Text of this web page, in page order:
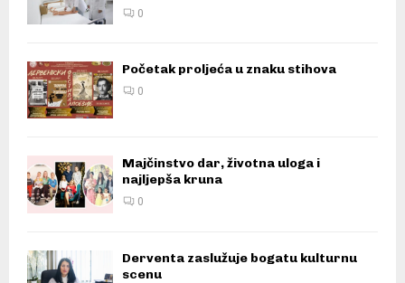
0
Početak proljeća u znaku stihova
0
Majčinstvo dar, životna uloga i
najljepša kruna
0
Derventa zaslužuje bogatu kulturnu
scenu